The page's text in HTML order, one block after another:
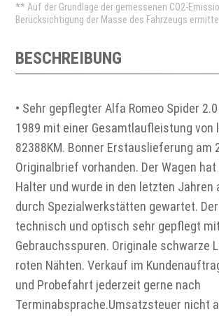
** Auf der Grundlage der gemessenen CO2-
Berücksichtigung der Masse des Fahrzeugs
BESCHREIBUNG
• Sehr gepflegter Alfa Romeo Spider
1989 mit einer Gesamtlaufleistung von
82388KM. Bonner Erstauslieferung am
Originalbrief vorhanden. Der Wagen
Halter und wurde in den letzten Jahren
durch Spezialwerkstätten gewartet.
technisch und optisch sehr gepflegt
Gebrauchsspuren. Originale schwarze
roten Nähten. Verkauf im
und Probefahrt jederzeit gerne nach
Terminabsprache.Umsatzsteuer nicht